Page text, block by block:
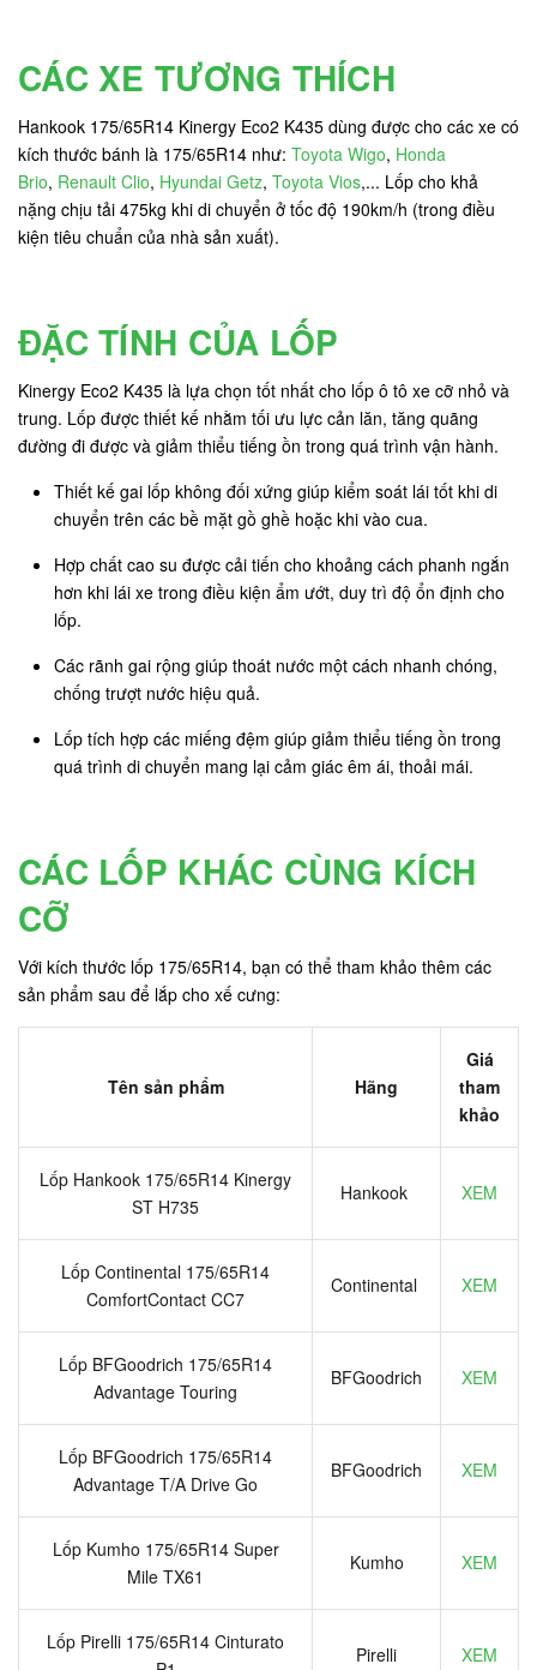
CÁC XE TƯƠNG THÍCH
Hankook 175/65R14 Kinergy Eco2 K435 dùng được cho các xe có
kích thước bánh là 175/65R14 như: Toyota Wigo, Honda
Brio, Renault Clio, Hyundai Getz, Toyota Vios,... Lốp cho khả
nặng chịu tải 475kg khi di chuyển ở tốc độ 190km/h (trong điều
kiện tiêu chuẩn của nhà sản xuất).
ĐẶC TÍNH CỦA LỐP
Kinergy Eco2 K435 là lựa chọn tốt nhất cho lốp ô tô xe cỡ nhỏ và
trung. Lốp được thiết kế nhằm tối ưu lực cản lăn, tăng quãng
đường đi được và giảm thiểu tiếng ồn trong quá trình vận hành.
Thiết kế gai lốp không đối xứng giúp kiểm soát lái tốt khi di
chuyển trên các bề mặt gồ ghề hoặc khi vào cua.
Hợp chất cao su được cải tiến cho khoảng cách phanh ngắn
hơn khi lái xe trong điều kiện ẩm ướt, duy trì độ ổn định cho
lốp.
Các rãnh gai rộng giúp thoát nước một cách nhanh chóng,
chống trượt nước hiệu quả.
Lốp tích hợp các miếng đệm giúp giảm thiểu tiếng ồn trong
quá trình di chuyển mang lại cảm giác êm ái, thoải mái.
CÁC LỐP KHÁC CÙNG KÍCH
CỠ
Với kích thước lốp 175/65R14, bạn có thể tham khảo thêm các
sản phẩm sau để lắp cho xế cưng:
Tên sản phẩm Hãng
Giá
tham
khảo
Lốp Hankook 175/65R14 Kinergy
ST H735
Hankook XEM
Lốp Continental 175/65R14
ComfortContact CC7
Continental XEM
Lốp BFGoodrich 175/65R14
Advantage Touring
BFGoodrich XEM
Lốp BFGoodrich 175/65R14
Advantage T/A Drive Go
BFGoodrich XEM
Lốp Kumho 175/65R14 Super
Mile TX61
Kumho XEM
Lốp Pirelli 175/65R14 Cinturato
Pirelli XEM